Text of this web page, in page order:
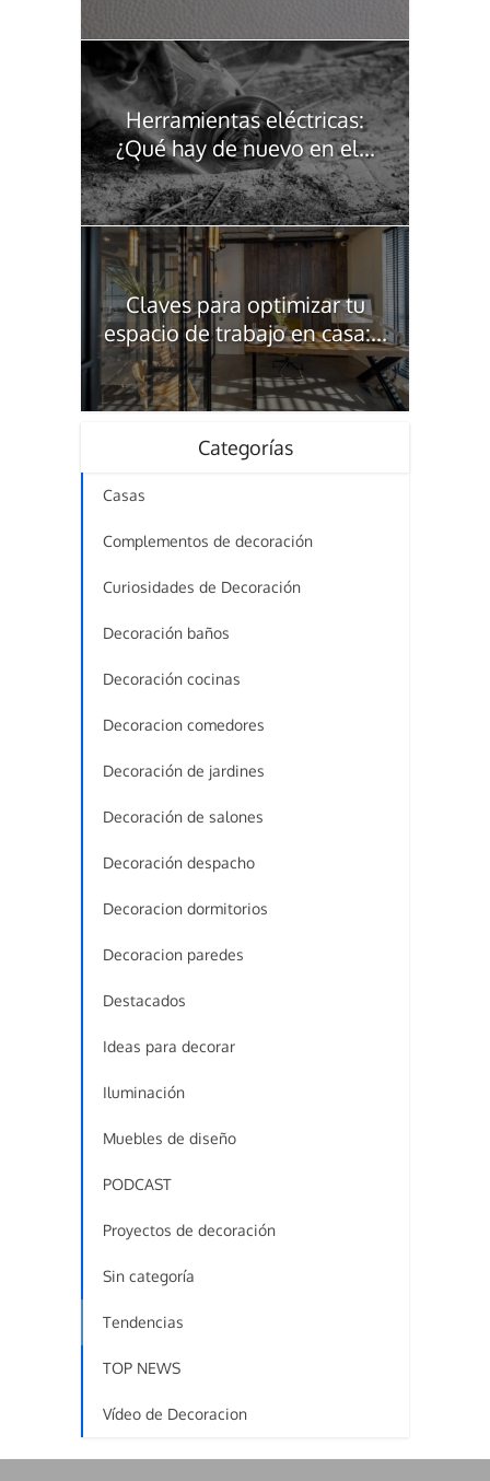
Herramientas eléctricas:
¿Qué hay de nuevo en el...
Claves para optimizar tu
espacio de trabajo en casa:...
Categorías
Casas
Complementos de decoración
Curiosidades de Decoración
Decoración baños
Decoración cocinas
Decoracion comedores
Decoración de jardines
Decoración de salones
Decoración despacho
Decoracion dormitorios
Decoracion paredes
Destacados
Ideas para decorar
Iluminación
Muebles de diseño
PODCAST
Proyectos de decoración
Sin categoría
Tendencias
TOP NEWS
Vídeo de Decoracion